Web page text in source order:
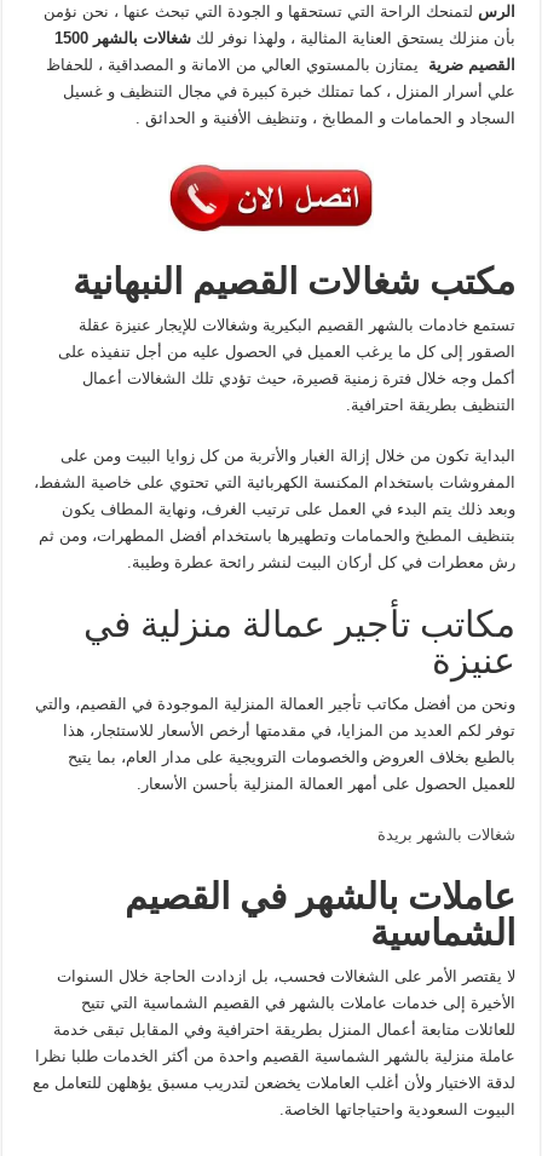
الرس لتمنحك الراحة التي تستحقها و الجودة التي تبحث عنها ، نحن نؤمن
بأن منزلك يستحق العناية المثالية ، ولهذا نوفر لكشغالات بالشهر 1500
القصيم ضرية يمتازن بالمستوي العالي من الامانة و المصداقية ، للحفاظ
علي أسرار المنزل ، كما تمتلك خبرة كبيرة في مجال التنظيف و غسيل
السجاد و الحمامات و المطابخ ، وتنظيف الأفنية و الحدائق .
مكتب شغالات القصيم النبهانية
تستمع خادمات بالشهر القصيم البكيرية وشغالات للإيجار عنيزة عقلة
الصقور إلى كل ما يرغب العميل في الحصول عليه من أجل تنفيذه على
أكمل وجه خلال فترة زمنية قصيرة، حيث تؤدي تلك الشغالات أعمال
التنظيف بطريقة احترافية.
البداية تكون من خلال إزالة الغبار والأتربة من كل زوايا البيت ومن على
المفروشات باستخدام المكنسة الكهربائية التي تحتوي على خاصية الشفط،
وبعد ذلك يتم البدء في العمل على ترتيب الغرف، ونهاية المطاف يكون
بتنظيف المطبخ والحمامات وتطهيرها باستخدام أفضل المطهرات، ومن ثم
رش معطرات في كل أركان البيت لنشر رائحة عطرة وطيبة.
مكاتب تأجير عمالة منزلية في
عنيزة
ونحن من أفضل مكاتب تأجير العمالة المنزلية الموجودة في القصيم، والتي
توفر لكم العديد من المزايا، في مقدمتها أرخص الأسعار للاستئجار، هذا
بالطبع بخلاف العروض والخصومات الترويجية على مدار العام، بما يتيح
للعميل الحصول على أمهر العمالة المنزلية بأحسن الأسعار.
شغالات بالشهر بريدة
عاملات بالشهر في القصيم
الشماسية
لا يقتصر الأمر على الشغالات فحسب، بل ازدادت الحاجة خلال السنوات
الأخيرة إلى خدمات عاملات بالشهر في القصيم الشماسية التي تتيح
للعائلات متابعة أعمال المنزل بطريقة احترافية وفي المقابل تبقى خدمة
عاملة منزلية بالشهر الشماسية القصيم واحدة من أكثر الخدمات طلبا نظرا
لدقة الاختيار ولأن أغلب العاملات يخضعن لتدريب مسبق يؤهلهن للتعامل مع
البيوت السعودية واحتياجاتها الخاصة.